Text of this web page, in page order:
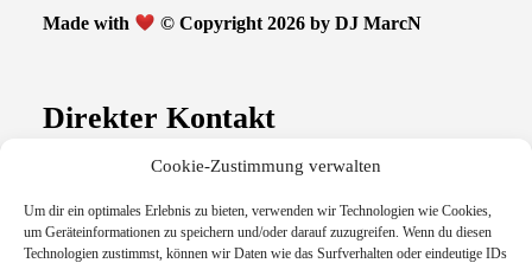
Cookie-Zustimmung verwalten
Um dir ein optimales Erlebnis zu bieten, verwenden wir Technologien wie Cookies,
um Geräteinformationen zu speichern und/oder darauf zuzugreifen. Wenn du diesen
Technologien zustimmst, können wir Daten wie das Surfverhalten oder eindeutige IDs
Made with © Copyright 2026 by DJ MarcN
Direkter Kontakt
Kontaktformular
Email: info{at)hochzeitsdj-hessen.de
Impressum / Datenschutz